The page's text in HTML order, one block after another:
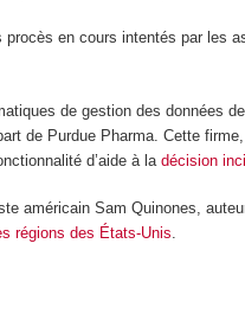
en cours intentés par les
de gestion des données
de Purdue Pharma. Cette
d’aide à ladécision
Sam Quinones,
régions des États-Unis.